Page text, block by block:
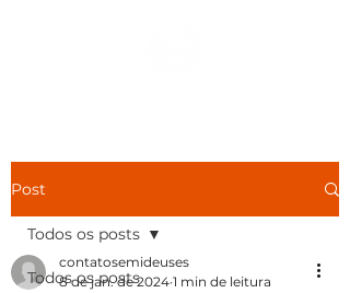
Post
Todos os posts
Todos os posts
contatosemideuses
8 de jan. de 2024 1 min de leitura